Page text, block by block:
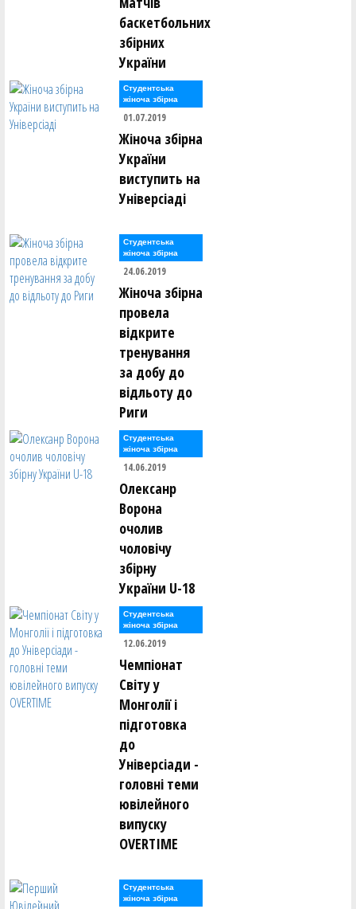
баскетбольних
збірних
України
Студентська
жіноча збірна
01.07.2019
Жіноча збірна
України
виступить на
Універсіаді
Студентська
жіноча збірна
24.06.2019
Жіноча збірна
провела
відкрите
тренування
за добу до
відльоту до
Риги
Студентська
жіноча збірна
14.06.2019
Олексанр
Ворона
очолив
чоловічу
збірну
України U-18
Студентська
жіноча збірна
12.06.2019
Чемпіонат
Світу у
Монголії і
підготовка
до
Універсіади -
головні теми
ювілейного
випуску
OVERTIME
Студентська
жіноча збірна